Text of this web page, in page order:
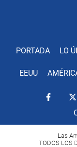
PORTADA LO
EEUU
Las
TODOS LOS